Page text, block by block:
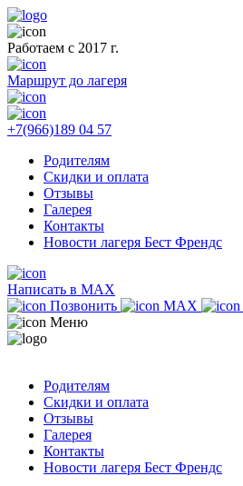
Работаем с 2017 г.
Маршрут до лагеря
+7(966)189 04 57
Родителям
Скидки и оплата
Отзывы
Галерея
Контакты
Новости лагеря Бест Френдс
Написать в MAX
Позвонить
MAX
Меню
Родителям
Скидки и оплата
Отзывы
Галерея
Контакты
Новости лагеря Бест Френдс